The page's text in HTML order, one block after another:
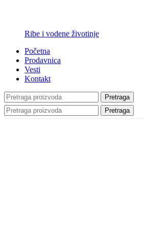
Ribe i vodene životinje
Početna
Prodavnica
Vesti
Kontakt
Pretraga
Pretraga